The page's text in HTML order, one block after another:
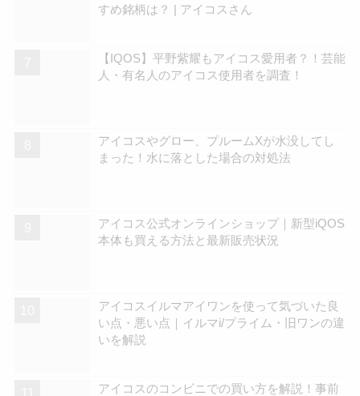
すめ銘柄は？ | アイコスさん
【IQOS】平野紫耀もアイコス愛用者？！芸能
人・有名人のアイコス使用者を調査！
アイコスやグロー、プルームXが水没してし
まった！水に落とした場合の対処法
アイコス公式オンラインショップ｜新型iQOS
本体も買える方法と最新販売状況
アイコスイルマアイワンを使って気づいた良
い点・悪い点｜イルマi/プライム・旧ワンの違
いを解説
アイコスのコンビニでの買い方を解説！事前